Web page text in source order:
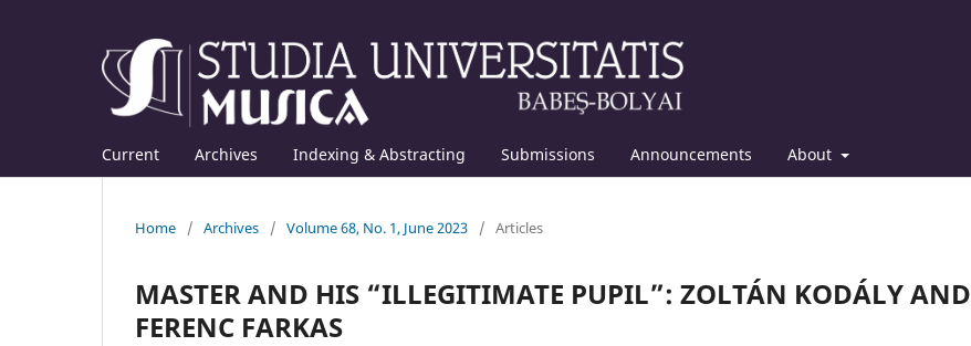
Current Archives Indexing & Abstracting Submissions Announcements About
Home / Archives / Volume 68, No. 1, June 2023 / Articles
MASTER AND HIS “ILLEGITIMATE PUPIL”: ZOLTÁN KODÁLY AND
FERENC FARKAS